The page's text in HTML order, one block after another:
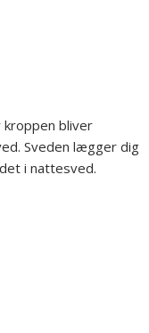
kroppen bliver
Sveden lægger dig
i nattesved.